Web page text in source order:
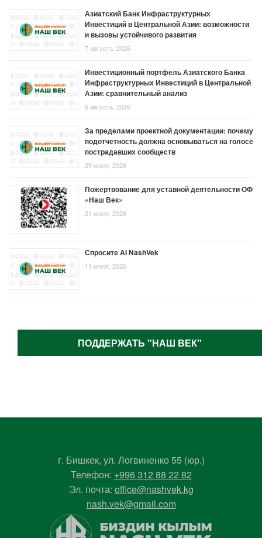
Азиатский Банк Инфраструктурных
Инвестиций в Центральной Азии: возможности
и вызовы устойчивого развития
7 августа, 2026
Инвестиционный портфель Азиатского Банка
Инфраструктурных Инвестиций в Центральной
Азии: сравнительный анализ
6 августа, 2026
За пределами проектной документации: почему
подотчетность должна основываться на голосе
пострадавших сообществ
29 июля, 2026
Пожертвование для уставной деятельности ОФ
«Наш Век»
21 июля, 2026
Спросите AI NashVek
11 июля, 2026
ПОДДЕРЖАТЬ "НАШ ВЕК"
г. Бишкек, ул. Логвиненко 55 (юр.)
Телефон: +996 312 88 22 82
Эл. почта: office@nashvek.kg
nash.vek@gmail.com